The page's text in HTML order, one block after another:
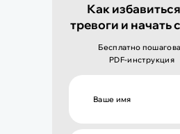
Как
тревоги и начать
Бесплатно
PDF-инструкция